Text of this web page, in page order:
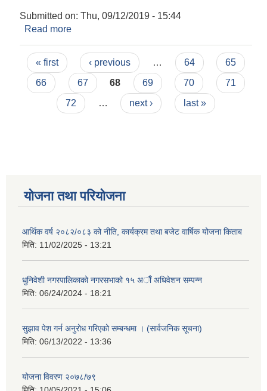
Submitted on: Thu, 09/12/2019 - 15:44
Read more
Pages
« first ‹ previous … 64
65
66
67 68 69 70
71
72
… next › last »
योजना तथा परियोजना
आर्थिक वर्ष २०८२/०८३ को नीति, कार्यक्रम तथा बजेट वार्षिक योजना किताब
मिति: 11/02/2025 - 13:21
धुनिवेशी नगरपालिकाको नगरसभाको १५ अाैँ अधिवेशन सम्पन्न
मिति: 06/24/2024 - 18:21
सुझाव पेश गर्न अनुरोध गरिएको सम्बन्धमा । (सार्वजनिक सूचना)
मिति: 06/13/2022 - 13:36
योजना विवरण २०७८/७९